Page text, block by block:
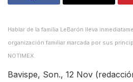
Hablar de la familia LeBarón lleva
organización familiar marcada por sus
NOTIMEX.
Bavispe, Son., 12 Nov